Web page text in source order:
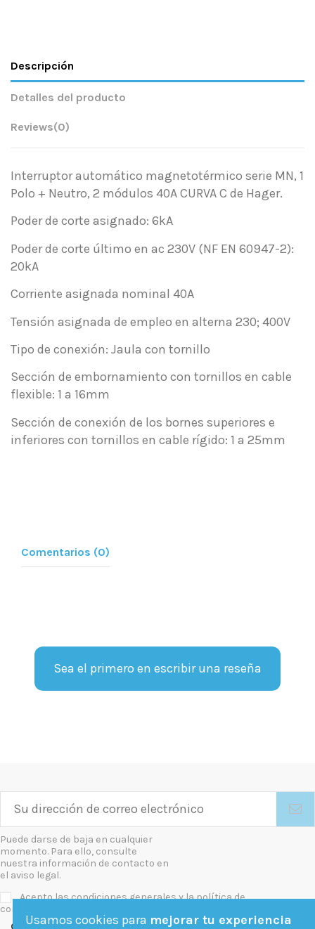
Descripción
Detalles del producto
Reviews(0)
Interruptor automático magnetotérmico serie MN, 1
Polo + Neutro, 2 módulos 40A CURVA C de Hager.
Poder de corte asignado: 6kA
Poder de corte último en ac 230V (NF EN 60947-2):
20kA
Corriente asignada nominal 40A
Tensión asignada de empleo en alterna 230; 400V
Tipo de conexión: Jaula con tornillo
Sección de embornamiento con tornillos en cable
flexible: 1 a 16mm
Sección de conexión de los bornes superiores e
inferiores con tornillos en cable rígido: 1 a 25mm
Comentarios (0)
Sea el primero en escribir una reseña
Puede darse de baja en cualquier
momento. Para ello, consulte
nuestra información de contacto en
el aviso legal.
Acepto las condiciones generales y la política de
confidencialidad
Usamos cookies para mejorar tu experiencia